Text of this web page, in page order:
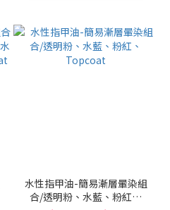
水性指甲油-簡易漸層暈染組
合/透明粉、水藍、粉紅、